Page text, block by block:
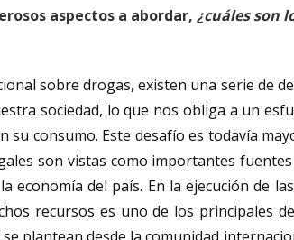
aspectos a abordar, ¿cuáles son
sobre drogas, existen una serie de
sociedad, lo que nos obliga a un
su consumo. Este desafío es todavía
son vistas como importantes
economía del país. En la ejecución de
recursos es uno de los principales